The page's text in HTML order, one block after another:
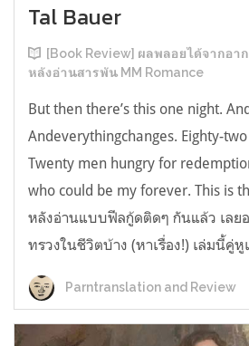
Tal Bauer
[Book Review] ผลพลอยได้จากอา
หลังอ่านสารพัน MM Romance
But then there’s this one night.
Andeverythingchanges. Eighty-
Twenty men hungry for
who could be my forever. This is
หลังอ่านแบบฟีลกู้ดติดๆ กันแล้ว เลย
ทรวงในชีวิตบ้าง (หาเรื่อง!) เล่มนี้คู่หู
Parntranslation and Review